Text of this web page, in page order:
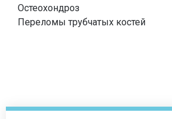
Остеохондроз
Переломы трубчатых костей